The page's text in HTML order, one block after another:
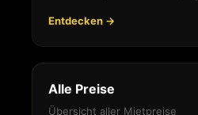
Entdecken →
Alle Preise
Übersicht aller Mietpreise